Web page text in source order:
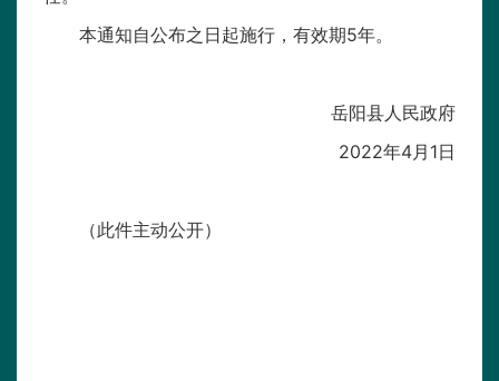
本通知自公布之日起施行，有效期5年。
岳阳县人民政府
2022年4月1日
（此件主动公开）